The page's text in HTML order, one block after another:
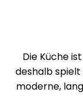
Die Küche
deshalb
moderne,